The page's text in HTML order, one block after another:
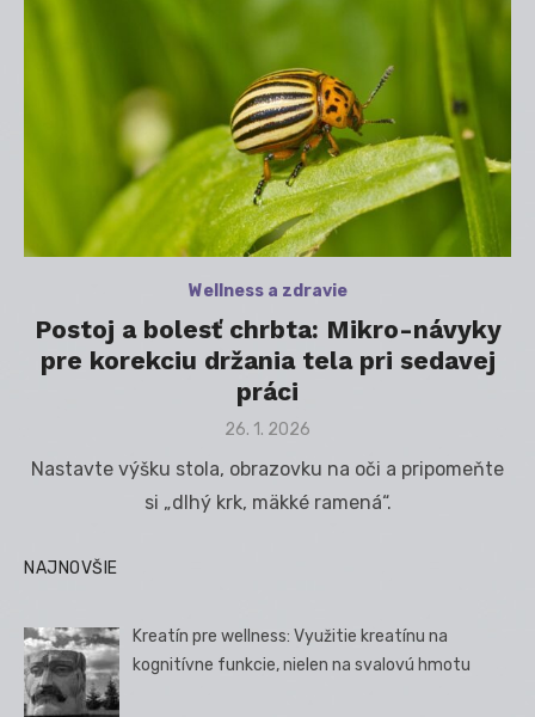
Wellness a zdravie
Postoj a bolesť chrbta: Mikro-návyky
pre korekciu držania tela pri sedavej
práci
Posted
26. 1. 2026
Nastavte výšku stola, obrazovku na oči a pripomeňte
si „dlhý krk, mäkké ramená“.
NAJNOVŠIE
Kreatín pre wellness: Využitie kreatínu na
kognitívne funkcie, nielen na svalovú hmotu